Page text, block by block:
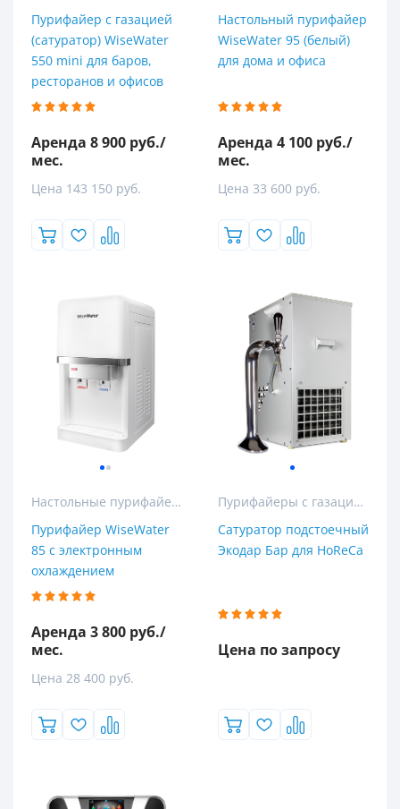
Газация
Кислород
Напольные
Настольный
Пурифайер с газацией
(сатуратор) WiseWater
550 mini для баров,
ресторанов и офисов
Аренда 8 900 руб./
мес.
Цена 143 150 руб.
Настольный пурифайер
WiseWater 95 (белый)
для дома и офиса
Аренда 4 100 руб./
мес.
Цена 33 600 руб.
Настольные пурифайеры
Пурифайер WiseWater
85 с электронным
охлаждением
Аренда 3 800 руб./
мес.
Цена 28 400 руб.
Пурифайеры с газацией
Сатуратор подстоечный
Экодар Бар для HoReCa
Цена по запросу